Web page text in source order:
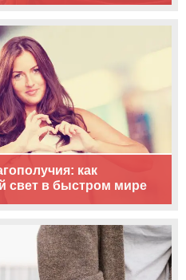
как
свет в быстром мире